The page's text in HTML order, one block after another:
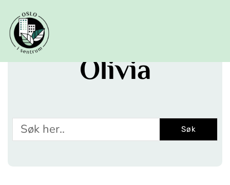
innholdet
Olivia
Søk Søk